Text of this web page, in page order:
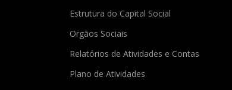
Estrutura do Capital Social
Orgãos Sociais
Relatórios de Atividades e Contas
Plano de Atividades